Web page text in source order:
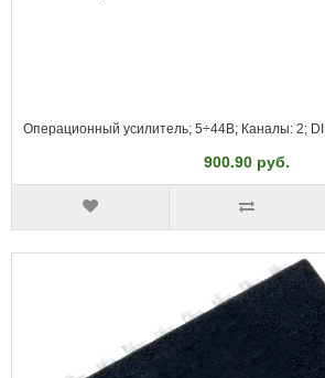
Операционный усилитель; 5÷44В; Каналы: 2;
900.90 руб.